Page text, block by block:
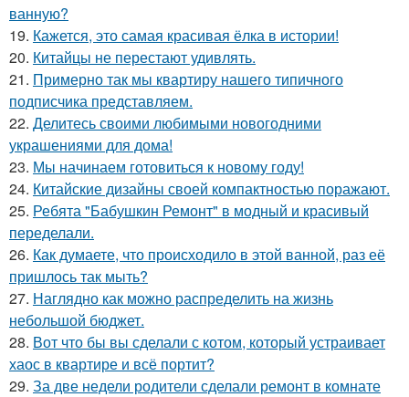
ванную?
19. Кажется, это самая красивая ёлка в истории!
20. Китайцы не перестают удивлять.
21. Примерно так мы квартиру нашего типичного
подписчика представляем.
22. Делитесь своими любимыми новогодними
украшениями для дома!
23. Мы начинаем готовиться к новому году!
24. Китайские дизайны своей компактностью поражают.
25. Ребята "Бабушкин Ремонт" в модный и красивый
переделали.
26. Как думаете, что происходило в этой ванной, раз её
пришлось так мыть?
27. Наглядно как можно распределить на жизнь
небольшой бюджет.
28. Вот что бы вы сделали с котом, который устраивает
хаос в квартире и всё портит?
29. За две недели родители сделали ремонт в комнате